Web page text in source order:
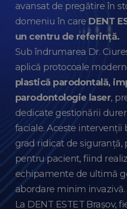
avansat de pregătire în
domeniu în care DENT
un centru de referință.
Sub îndrumarea Dr.
aplică protocoale
plastică parodontală,
parodontologie laser,
dedicate gestionării
faciale. Aceste intervenții
grad ridicat de siguranță,
pentru pacient, fiind
echipamente de ultimă
abordare minim invazivă.
La DENT ESTET Brașov,